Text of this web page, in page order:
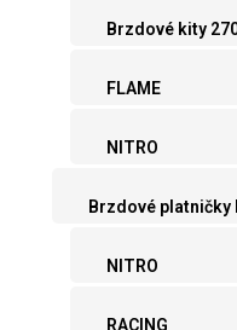
Brzdové kity
FLAME
NITRO
Brzdové
NITRO
RACING